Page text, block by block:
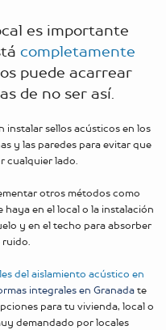
es importante
completamente
puede acarrear
de no ser así.
instalar sellos acústicos en los
y las paredes para evitar que
cualquier lado.
otros métodos como
en el local o la instalación
y en el techo para absorber
ruido.
del aislamiento acústico en
integrales en Granadate
para tu vivienda, local o
demandado por locales